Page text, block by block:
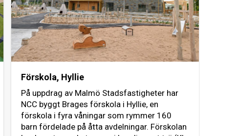
Förskola, Hyllie
På uppdrag av Malmö Stadsfastigheter har
NCC byggt Brages förskola i Hyllie, en
förskola i fyra våningar som rymmer 160
barn fördelade på åtta avdelningar. Förskolan